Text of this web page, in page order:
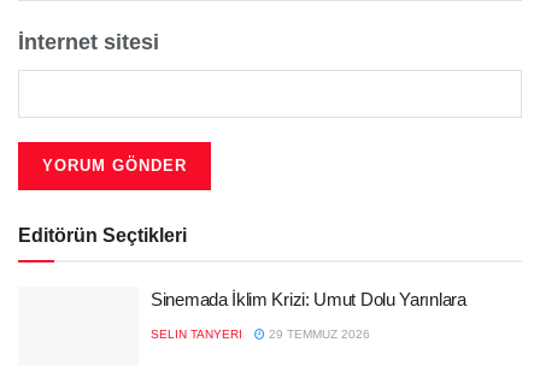
İnternet sitesi
Editörün Seçtikleri
Sinemada İklim Krizi: Umut Dolu Yarınlara
SELIN TANYERI 29 TEMMUZ 2026